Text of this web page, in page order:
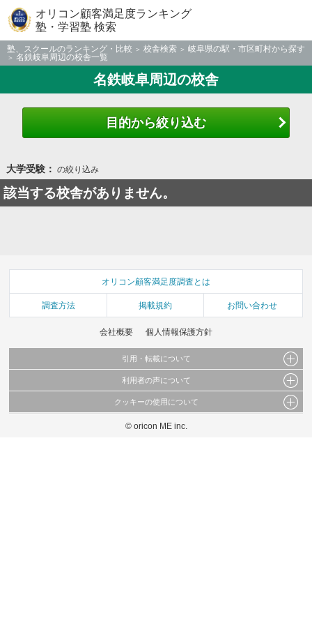
オリコン顧客満足度ランキング
塾・学習塾 検索
塾、スクールのランキング・比較 校舎検索
岐阜県の駅・市区町村から探す
名鉄岐阜周辺の校舎一覧
名鉄岐阜周辺の校舎
目的から絞り込む
大学受験： の絞り込み
該当する校舎がありません。
オリコン顧客満足度調査とは
調査方法 掲載規約 お問い合わせ
会社概要 個人情報保護方針
引用・転載について
当サイトで公開されている情報（文字、写真、イラスト、画像データ等）及びこれらの配
これらの情報を権利者の許可なく無断転載・複製などの二次利用を行うことは固く禁じて
利用者の声について
当サイトに掲載している内容はすべてサービスの利用者が提出された見解・感想です。
弊社の見解・ 意見ではないことをご理解いただいた上でご覧ください。
クッキーの使用について
このサイトでは Cookie を使用して、ユーザーに合わせたコンテンツや広告の表示、ソー
© oricon ME inc.